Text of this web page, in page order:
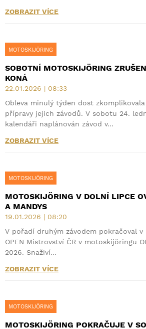
ZOBRAZIT VÍCE
MOTOSKIJÖRING
SOBOTNÍ MOTOSKIJÖRING
KONÁ
22.01.2026 | 08:33
Obleva minulý týden dost
přípravy jejich závodů. V sobotu 24.
kalendáři naplánován závod v…
ZOBRAZIT VÍCE
MOTOSKIJÖRING
MOTOSKIJÖRING V DOLNÍ LIPCE
A MANDYS
19.01.2026 | 08:20
V pořadí druhým závodem pokračoval v
OPEN Mistrovství ČR v motoskijöringu
2026. Snaživí…
ZOBRAZIT VÍCE
MOTOSKIJÖRING
MOTOSKIJÖRING POKRAČUJE V